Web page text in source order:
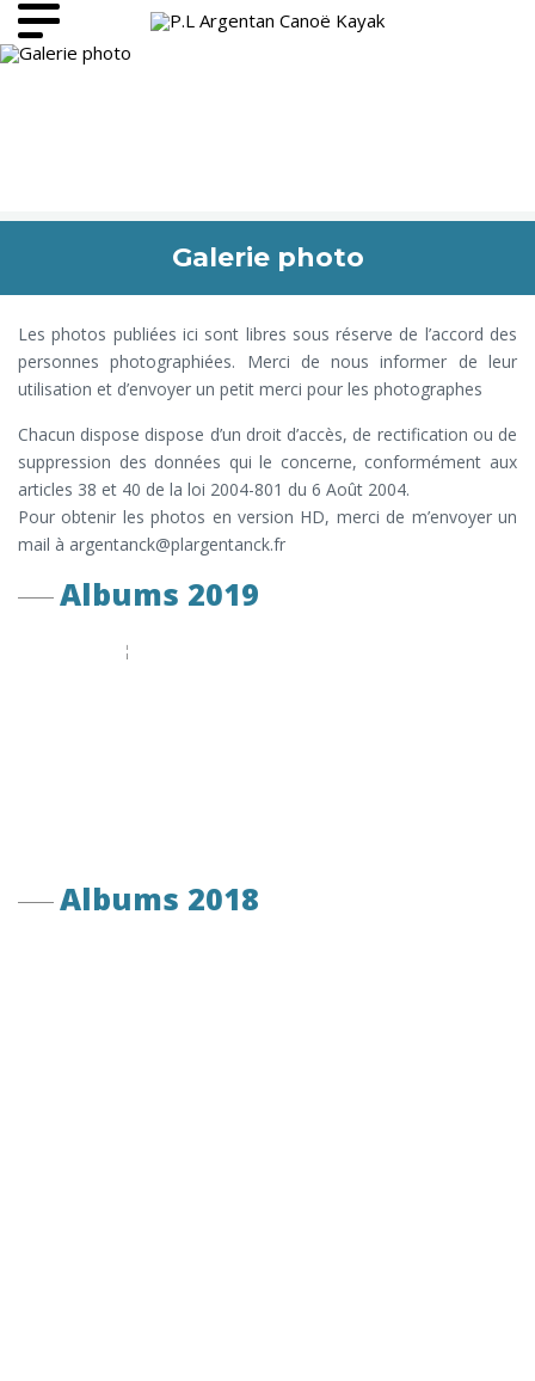
Galerie photo
Les photos publiées ici sont libres sous réserve de l’accord des
personnes photographiées. Merci de nous informer de leur
utilisation et d’envoyer un petit merci pour les photographes
Chacun dispose dispose d’un droit d’accès, de rectification ou de
suppression des données qui le concerne, conformément aux
articles 38 et 40 de la loi 2004-801 du 6 Août 2004.
Pour obtenir les photos en version HD, merci de m’envoyer un
mail à argentanck@plargentanck.fr
Albums 2019
Albums 2018